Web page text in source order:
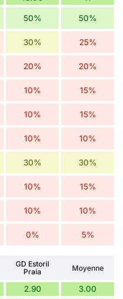
50% 50%
30% 25%
20% 20%
10% 15%
10% 15%
10% 10%
30% 30%
10% 15%
10% 10%
0% 5%
GD Estoril
Praia
Moyenne
2.90 3.00